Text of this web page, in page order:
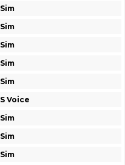
Sim
Sim
Sim
Sim
Sim
S Voice
Sim
Sim
Sim